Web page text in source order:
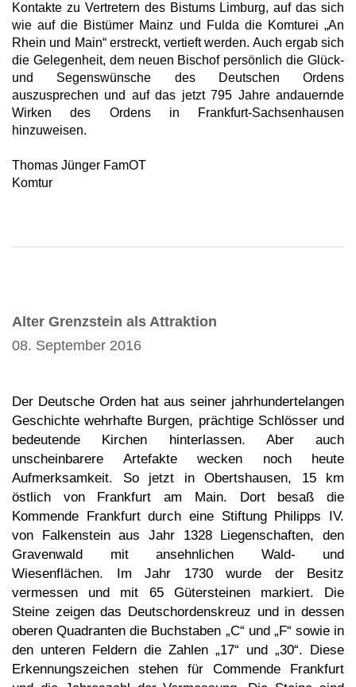
Kontakte zu Vertretern des Bistums Limburg, auf das sich
wie auf die Bistümer Mainz und Fulda die Komturei „An
Rhein und Main“ erstreckt, vertieft werden. Auch ergab sich
die Gelegenheit, dem neuen Bischof persönlich die Glück-
und Segenswünsche des Deutschen Ordens
auszusprechen und auf das jetzt 795 Jahre andauernde
Wirken des Ordens in Frankfurt-Sachsenhausen
hinzuweisen.
Thomas Jünger FamOT
Komtur
Alter Grenzstein als Attraktion
08. September 2016
Der Deutsche Orden hat aus seiner jahrhundertelangen
Geschichte wehrhafte Burgen, prächtige Schlösser und
bedeutende Kirchen hinterlassen. Aber auch
unscheinbarere Artefakte wecken noch heute
Aufmerksamkeit. So jetzt in Obertshausen, 15 km
östlich von Frankfurt am Main. Dort besaß die
Kommende Frankfurt durch eine Stiftung Philipps IV.
von Falkenstein aus Jahr 1328 Liegenschaften, den
Gravenwald mit ansehnlichen Wald- und
Wiesenflächen. Im Jahr 1730 wurde der Besitz
vermessen und mit 65 Gütersteinen markiert. Die
Steine zeigen das Deutschordenskreuz und in dessen
oberen Quadranten die Buchstaben „C“ und „F“ sowie in
den unteren Feldern die Zahlen „17“ und „30“. Diese
Erkennungszeichen stehen für Commende Frankfurt